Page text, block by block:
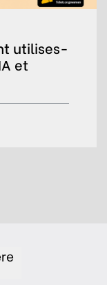
utilises-
et